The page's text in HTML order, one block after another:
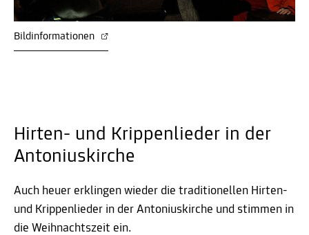
Bildinformationen
Hirten- und Krippenlieder in der
Antoniuskirche
Auch heuer erklingen wieder die traditionellen Hirten-
und Krippenlieder in der Antoniuskirche und stimmen in
die Weihnachtszeit ein.